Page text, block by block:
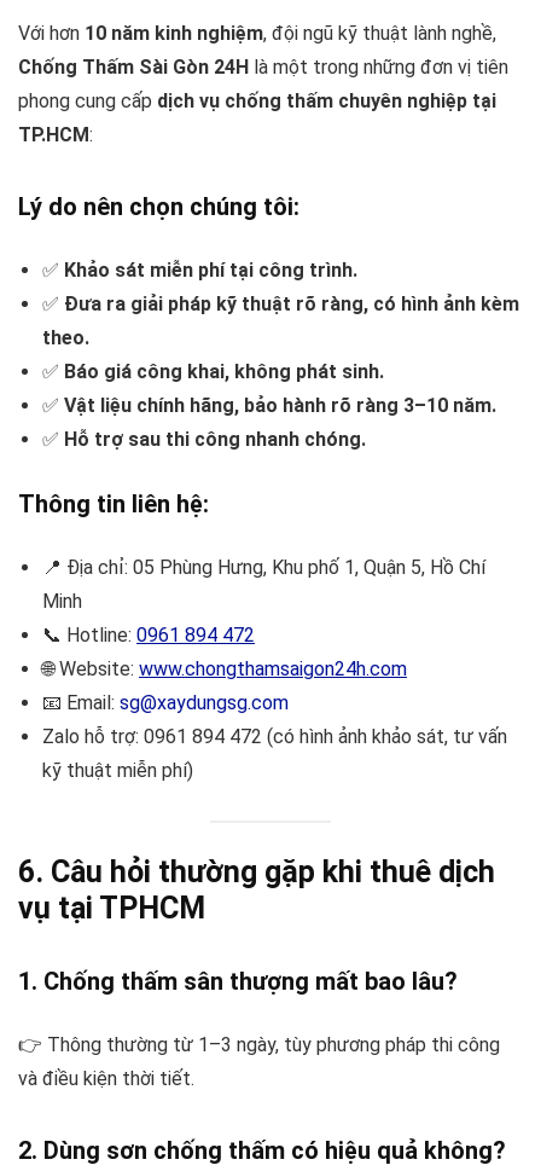
Với hơn 10 năm kinh nghiệm, đội ngũ kỹ thuật lành nghề,
Chống Thấm Sài Gòn 24H là một trong những đơn vị tiên
phong cung cấp dịch vụ chống thấm chuyên nghiệp tại
TP.HCM:
Lý do nên chọn chúng tôi:
✅ Khảo sát miễn phí tại công trình.
✅ Đưa ra giải pháp kỹ thuật rõ ràng, có hình ảnh kèm
theo.
✅ Báo giá công khai, không phát sinh.
✅ Vật liệu chính hãng, bảo hành rõ ràng 3–10 năm.
✅ Hỗ trợ sau thi công nhanh chóng.
Thông tin liên hệ:
📍 Địa chỉ: 05 Phùng Hưng, Khu phố 1, Quận 5, Hồ Chí
Minh
📞 Hotline: 0961 894 472
🌐 Website: www.chongthamsaigon24h.com
📧 Email: sg@xaydungsg.com
Zalo hỗ trợ: 0961 894 472 (có hình ảnh khảo sát, tư vấn
kỹ thuật miễn phí)
6. Câu hỏi thường gặp khi thuê dịch
vụ tại TPHCM
1. Chống thấm sân thượng mất bao lâu?
👉 Thông thường từ 1–3 ngày, tùy phương pháp thi công
và điều kiện thời tiết.
2. Dùng sơn chống thấm có hiệu quả không?